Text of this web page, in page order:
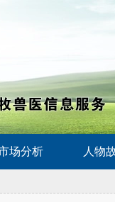
场分析 人物